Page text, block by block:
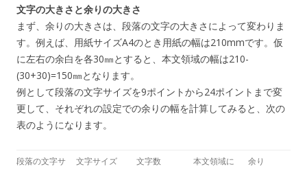
文字の大きさと余りの大きさ
まず、余りの大きさは、段落の文字の大きさによって変わりま
す。例えば、用紙サイズA4のとき用紙の幅は210mmです。仮
に左右の余白を各30㎜とすると、本文領域の幅は210-
(30+30)=150㎜となります。
例として段落の文字サイズを9ポイントから24ポイントまで変
更して、それぞれの設定での余りの幅を計算してみると、次の
表のようになります。
段落の文字サ
文字サイズ
文字数
本文領域に
余り